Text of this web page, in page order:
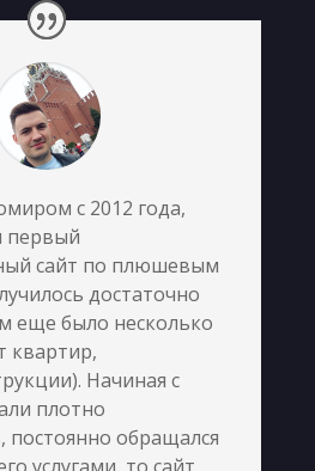
с 2012 года,
первый
сайт по плюшевым
достаточно
еще было несколько
квартир,
Начиная с
плотно
постоянно обращался